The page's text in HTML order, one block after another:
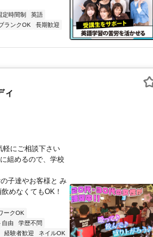
定時間制
英語
ランクOK
長期歓迎
ィ
にご相談下さい
組めるので、学校
子達やお客様と み
めなくてもOK！
ークOK
自由
学歴不問
経験者歓迎
ネイルOK